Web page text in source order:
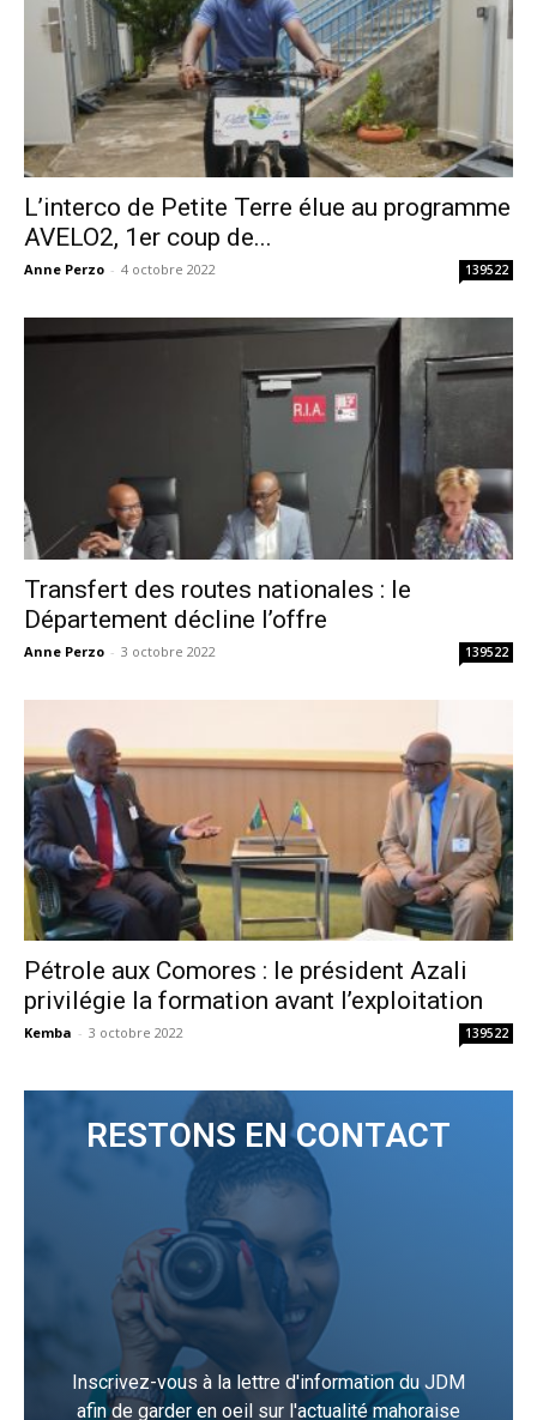
L’interco de Petite Terre élue au programme
AVELO2, 1er coup de...
Anne Perzo - 4 octobre 2022 139522
Transfert des routes nationales : le
Département décline l’offre
Anne Perzo - 3 octobre 2022 139522
Pétrole aux Comores : le président Azali
privilégie la formation avant l’exploitation
Kemba - 3 octobre 2022 139522
RESTONS EN CONTACT
Inscrivez-vous à la lettre d'information du JDM
afin de garder en oeil sur l'actualité mahoraise